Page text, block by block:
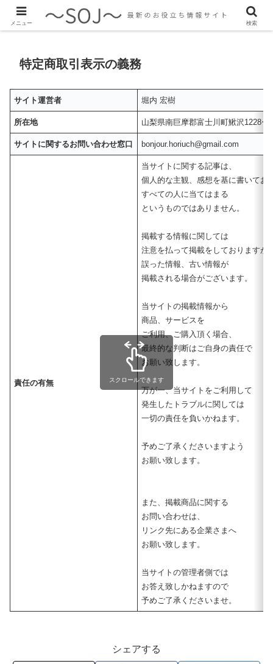
最新のトレンド情報、生活に役立つ情報をご紹介します
特定商取引表示の義務
サイト運営者 堀内 宏樹
所在地 山梨県南巨摩郡富士川町鰍沢1228ー
サイトに関するお問い合わせ窓口 bonjour.horiuch@gmail.com
責任の有無
当サイトに関する記事は、
個人的な主観、感想を基に書いてお
すべての人に当てはまる
というものではありません。
掲載する情報に関しては
注意を払って掲載をしておりますが
誤った情報、古い情報が
掲載される場合がございます。
当サイトの掲載情報から
商品、サービスを
ご利用、ご購入頂く場合、
最終的な判断はご自身の責任で
お願い致します。
万が一、当サイトをご利用して
発生したトラブルに関しては
一切の責任を負いかねます。
予めご了承くださいますよう
お願い致します。
また、掲載商品に関する
お問い合わせは、
リンク先にある企業さまへ
お願い致します。
当サイトの管理者側では
お答え致しかねますので
予めご了承くださいませ。
スクロールできます
シェアする
メニュー 検索